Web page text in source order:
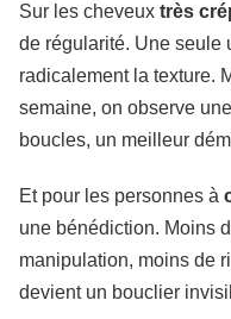
Sur les cheveux très
de régularité. Une seule
radicalement la texture.
semaine, on observe
boucles, un meilleur
Et pour les personnes à
une bénédiction. Moins
manipulation, moins de
devient un bouclier